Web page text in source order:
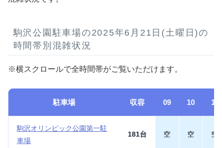
駒沢公園駐車場の2025年6月21日(土曜日)の
時間帯別混雑状況
※横スクロールで全時間帯がご覧いただけます。
駐車場 収容 09 10 11
駒沢オリンピック公園第一駐
車場
181台 空 空 空